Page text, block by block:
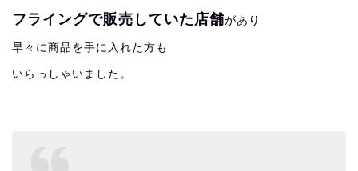
フライングで販売していた店舗があり
早々に商品を手に入れた方も
いらっしゃいました。